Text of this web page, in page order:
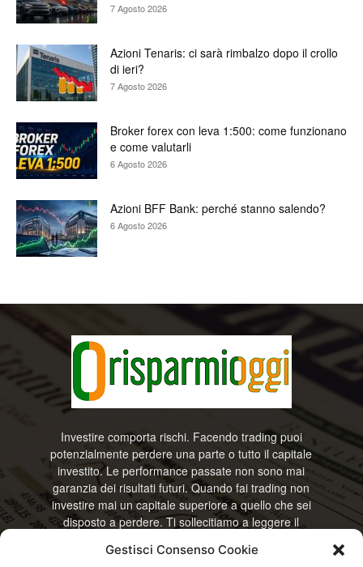
Gestisci Consenso Cookie
7 Agosto 2026
Azioni Tenaris: ci sarà rimbalzo dopo il crollo
di ieri?
7 Agosto 2026
Broker forex con leva 1:500: come funzionano
e come valutarli
6 Agosto 2026
Azioni BFF Bank: perché stanno salendo?
6 Agosto 2026
Investire comporta rischi. Facendo trading puoi
potenzialmente perdere una parte o tutto il capitale
investito. Le performance passate non sono mai
garanzia dei risultati futuri. Quando fai trading non
investire mai un capitale superiore a quello che sei
disposto a perdere. Ti sollecitiamo a leggere il
RisparmiOggi non offre alcun genere di consulenza